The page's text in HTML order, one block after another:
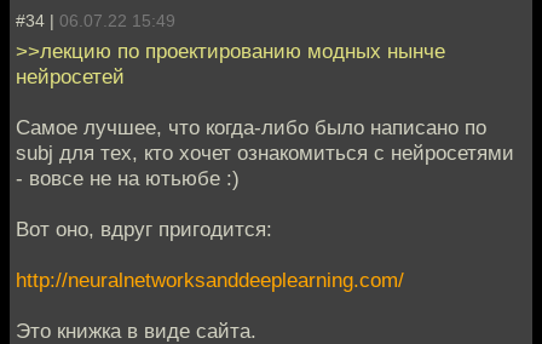
#34 | 06.07.22 15:49
>>лекцию по проектированию модных нынче
нейросетей
Самое лучшее, что когда-либо было написано по
subj для тех, кто хочет ознакомиться с нейросетями
- вовсе не на ютьюбе :)
Вот оно, вдруг пригодится:
http://neuralnetworksanddeeplearning.com/
Это книжка в виде сайта.